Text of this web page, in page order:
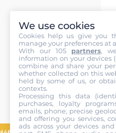
We use cookies
Cookies help us give you
manage your preferences at
With our 105 partners,
information on your devices
combine and share your
whether collected on this
held by some of us, or
contexts.
Processing this data
purchases, loyalty
emails, phone, precise
and offering you services,
ads across your devices